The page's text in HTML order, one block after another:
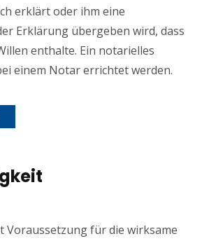
erklärt oder ihm eine
Erklärung übergeben wird, dass
enthalte. Ein notarielles
einem Notar errichtet werden.
Voraussetzung für die wirksame